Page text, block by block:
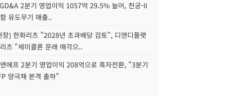
2분기 영업이익 1057억 29.5% 늘어, 천궁-II
유도무기 매출..
장] 한화리츠 "2028년 초과배당 검토", 디앤디플랫
츠 "세미콜론 문래 매각으..
에프 2분기 영업이익 208억으로 흑자전환, "3분기
양극재 본격 출하"